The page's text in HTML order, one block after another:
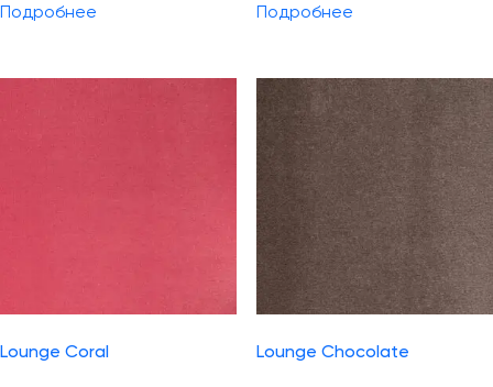
Подробнее Подробнее
Lounge Coral Lounge Chocolate